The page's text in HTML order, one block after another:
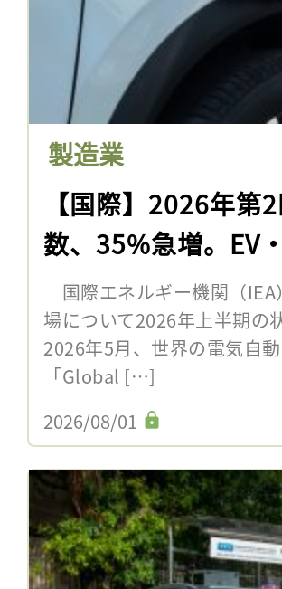
製造業
【国際】2026年第
数、35%急増。EV
国際エネルギー機関（IEA
場について2026年上半期の
2026年5月、世界の電気自
「Global […]
2026/08/01